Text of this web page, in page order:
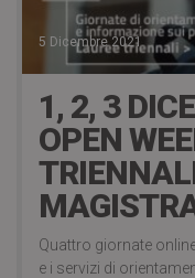
5 Dicembre 2021
1, 2, 3
OPEN
Quattro giornate
e i servizi di